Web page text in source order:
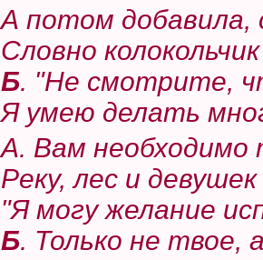
А потом добавила,
Словно
Б. "Не смотрите,
Я умею делать
А. Вам необходимо
Реку, лес и
"Я могу желание
Б. Только не твое,